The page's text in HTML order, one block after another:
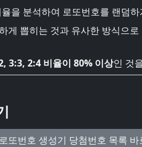
을 분석하여 로또번호를 랜덤
뽑히는 것과 유사한 방식으
3:3, 2:4 비율이 80% 이상인 것
로또번호 생성기 당첨번호 목록 바